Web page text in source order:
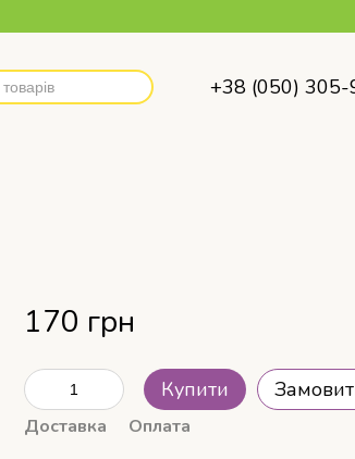
+38 (050)
170 грн
Купити
Доставка Оплата